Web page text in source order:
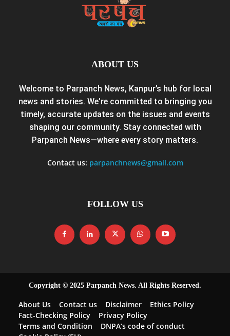
ABOUT US
Welcome to Parpanch News, Kanpur’s hub for local
news and stories. We’re committed to bringing you
timely, accurate updates on the issues and events
shaping our community. Stay connected with
Parpanch News—where every story matters.
Contact us: parpanchnews@gmail.com
FOLLOW US
Copyright © 2025 Parpanch News. All Rights Reserved.
About Us Contact us Disclaimer
Ethics Policy
Fact-Checking Policy
Privacy Policy
Terms and Condition
DNPA’s code of conduct